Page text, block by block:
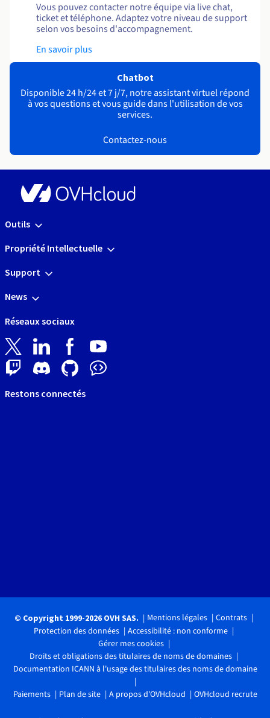
Vous pouvez contacter notre équipe via live chat,
ticket et téléphone. Adaptez votre niveau de support
selon vos besoins d'accompagnement.
En savoir plus
Chatbot
Disponible 24 h/24 et 7 j/7, notre assistant virtuel répond
à vos questions et vous guide dans l'utilisation de vos
services.
Contactez-nous
Outils
Propriété Intellectuelle
Support
News
Réseaux sociaux
Restons connectés
© Copyright 1999-2026 OVH SAS. Mentions légales
Contrats
Protection des données
Accessibilité : non conforme
Gérer mes cookies
Droits et obligations des titulaires de noms de domaines
Documentation ICANN à l'usage des titulaires des noms de domaine
Paiements Plan de site A propos d'OVHcloud OVHcloud recrute